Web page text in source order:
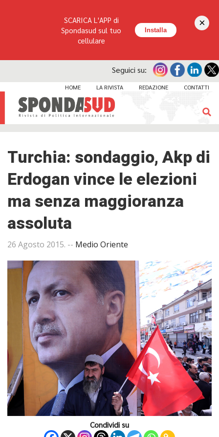
Seguici su:
HOME LA RIVISTA REDAZIONE CONTATTI
Turchia: sondaggio, Akp di
Erdogan vince le elezioni
ma senza maggioranza
assoluta
26 Agosto 2015. -- Medio Oriente
Condividi su
SCARICA L'APP di
Spondasud sul tuo
cellulare
Installa
×